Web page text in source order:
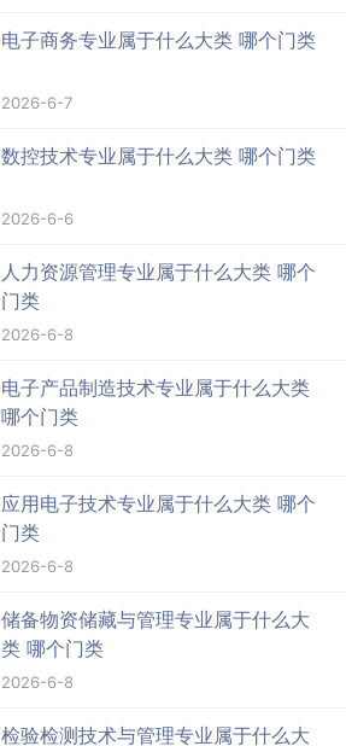
电子商务专业属于什么大类 哪个门类
2026-6-7
数控技术专业属于什么大类 哪个门类
2026-6-6
人力资源管理专业属于什么大类 哪个
门类
2026-6-8
电子产品制造技术专业属于什么大类
哪个门类
2026-6-8
应用电子技术专业属于什么大类 哪个
门类
2026-6-8
储备物资储藏与管理专业属于什么大
类 哪个门类
2026-6-8
检验检测技术与管理专业属于什么大